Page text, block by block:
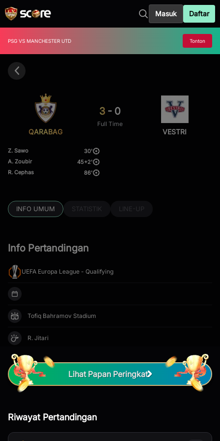
Masuk Daftar
PSG VS MANCHESTER UTD Tonton
QARABAG
3 - 0
Full Time
VESTRI
30'
Z. Sawo
45+2'
A. Zoubir
86'
R. Cephas
INFO UMUM STATISTIK LINE-UP
Info Pertandingan
UEFA Europa League - Qualifying
Tofiq Bahramov Stadium
R. Jitari
Lihat Papan Peringkat
Riwayat Pertandingan
Gabung komunitas lxscore.com sekarang dan kumpulkan point dari
setiap detik menyaksikan pertandingan, ikutan kuis tebak score